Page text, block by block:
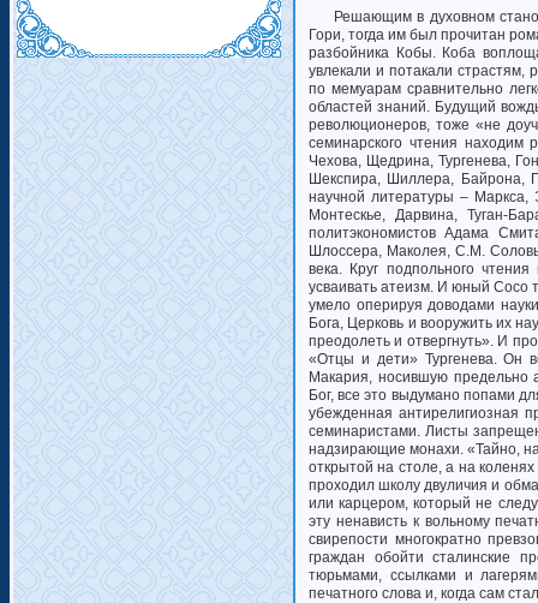
Решающим в духовном
Гори, тогда им был прочитан
разбойника Кобы. Коба
увлекали и потакали страстям,
по мемуарам сравнительно
областей знаний. Будущий
революционеров, тоже «не
семинарского чтения находим
Чехова, Щедрина, Тургенева,
Шекспира, Шиллера, Байрона,
научной литературы – Маркса,
Монтескье, Дарвина, Туган-
политэкономистов Адама
Шлоссера, Маколея, С.М.
века. Круг подпольного
усваивать атеизм. И юный Сосо
умело оперируя доводами
Бога, Церковь и вооружить их
преодолеть и отвергнуть». И
«Отцы и дети» Тургенева. Он
Макария, носившую предельно
Бог, все это выдумано попами
убежденная антирелигиозная
семинаристами. Листы
надзирающие монахи. «Тайно,
открытой на столе, а на
проходил школу двуличия и
или карцером, который не
эту ненависть к вольному
свирепости многократно
граждан обойти сталинские
тюрьмами, ссылками и
печатного слова и, когда сам